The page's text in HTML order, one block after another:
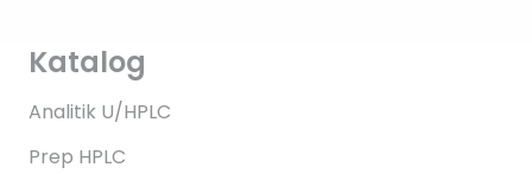
Katalog
Analitik U/HPLC
Prep HPLC